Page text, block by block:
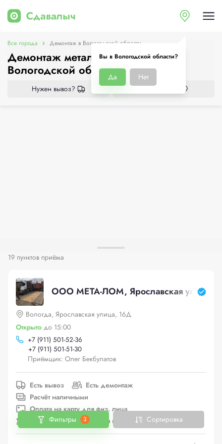
Вы в Вологодской области?
Да Нет
Все города Демонтаж в Вологодской области
Демонтаж металлоконструкций в
Вологодской области
Нужен вывоз? Все приёмки
19 пунктов приёма
ООО МЕТА-ЛОМ, Ярославская улица,
Вологда, Ярославская улица, 16Д
Открыто до 15:00
+7 (911) 501-52-36
+7 (911) 501-51-30
Приёмщик: Олег Бекбулатов
Есть вывоз
Есть демонтаж
Расчёт наличными
Оплата на карту для физ. лица
Безналичный расчёт для юр. лица
Фильтры 3 Сортировка